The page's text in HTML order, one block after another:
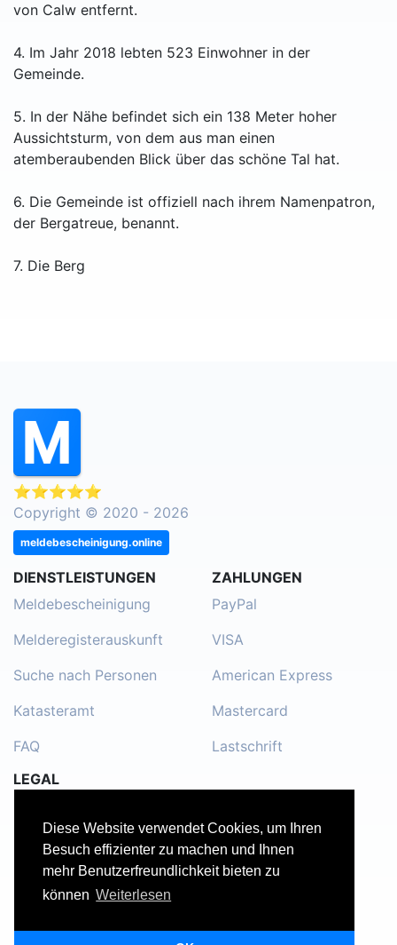
Diese Website verwendet Cookies, um Ihren
Besuch effizienter zu machen und Ihnen
mehr Benutzerfreundlichkeit bieten zu
können Weiterlesen
von Calw entfernt.
4. Im Jahr 2018 lebten 523 Einwohner in der
Gemeinde.
5. In der Nähe befindet sich ein 138 Meter hoher
Aussichtsturm, von dem aus man einen
atemberaubenden Blick über das schöne Tal hat.
6. Die Gemeinde ist offiziell nach ihrem Namenpatron,
der Bergatreue, benannt.
7. Die Berg
⭐⭐⭐⭐⭐
Copyright © 2020 - 2026
meldebescheinigung.online
DIENSTLEISTUNGEN
Meldebescheinigung
Melderegisterauskunft
Suche nach Personen
Katasteramt
FAQ
ZAHLUNGEN
PayPal
VISA
American Express
Mastercard
Lastschrift
LEGAL
Kontakt
Datenschutzerklärung